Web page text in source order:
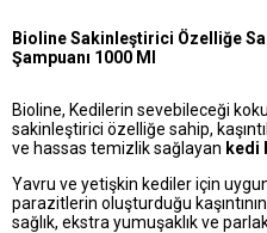
Bioline Sakinleştirici Özelliğe
Şampuanı 1000 Ml
Bioline, Kedilerin sevebileceği
sakinleştirici özelliğe sahip,
ve hassas temizlik sağlayan kedi
Yavru ve yetişkin kediler için
parazitlerin oluşturduğu
sağlık, ekstra yumuşaklık ve